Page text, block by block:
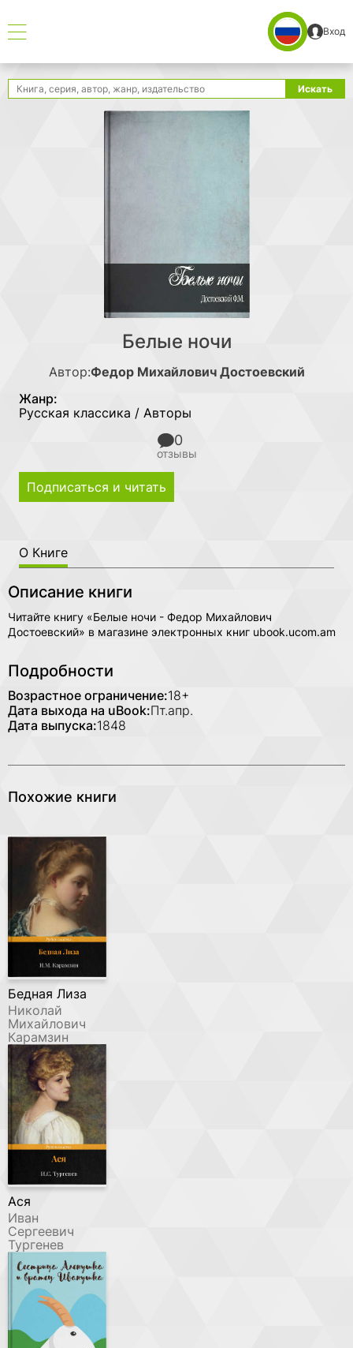
Вход
Поиск Искать
Белые ночи
Автор:Федор Михайлович Достоевский
Жанр:
Русская классика / Авторы
0
отзывы
Подписаться и читать
О Книге
Описание книги
Читайте книгу «Белые ночи - Федор Михайлович
Достоевский» в магазине электронных книг ubook.ucom.am
Подробности
Возрастное ограничение:18+
Дата выхода на uBook:Пт.апр.
Дата выпуска:1848
Похожие книги
Бедная Лиза
Николай
Михайлович
Карамзин
Ася
Иван
Сергеевич
Тургенев